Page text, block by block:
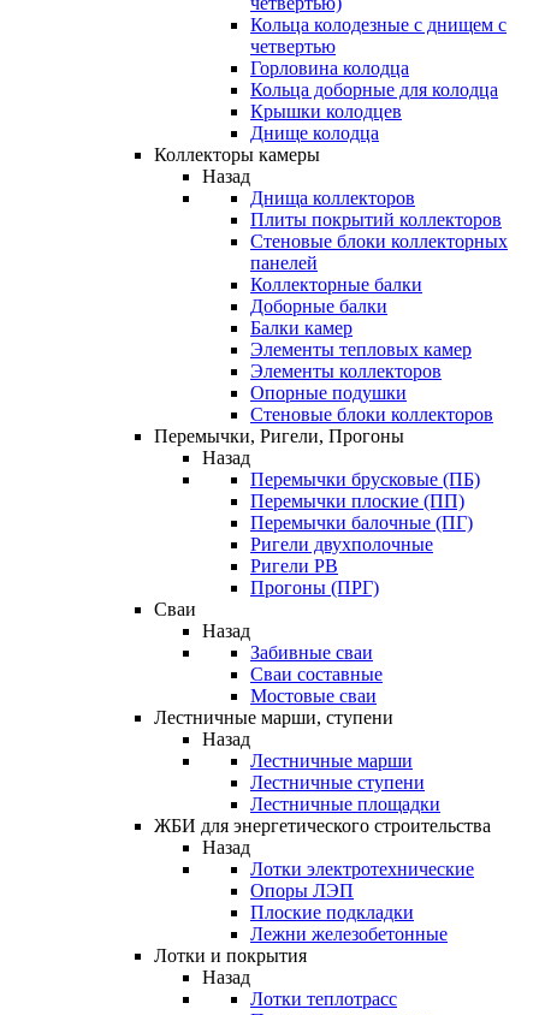
Кольца колодезные с днищем с
четвертью
Горловина колодца
Кольца доборные для колодца
Крышки колодцев
Днище колодца
Коллекторы камеры
Назад
Днища коллекторов
Плиты покрытий коллекторов
Стеновые блоки коллекторных
панелей
Коллекторные балки
Доборные балки
Балки камер
Элементы тепловых камер
Элементы коллекторов
Опорные подушки
Стеновые блоки коллекторов
Перемычки, Ригели, Прогоны
Назад
Перемычки брусковые (ПБ)
Перемычки плоские (ПП)
Перемычки балочные (ПГ)
Ригели двухполочные
Ригели РВ
Прогоны (ПРГ)
Сваи
Назад
Забивные сваи
Сваи составные
Мостовые сваи
Лестничные марши, ступени
Назад
Лестничные марши
Лестничные ступени
Лестничные площадки
ЖБИ для энергетического строительства
Назад
Лотки электротехнические
Опоры ЛЭП
Плоские подкладки
Лежни железобетонные
Лотки и покрытия
Назад
Лотки теплотрасс